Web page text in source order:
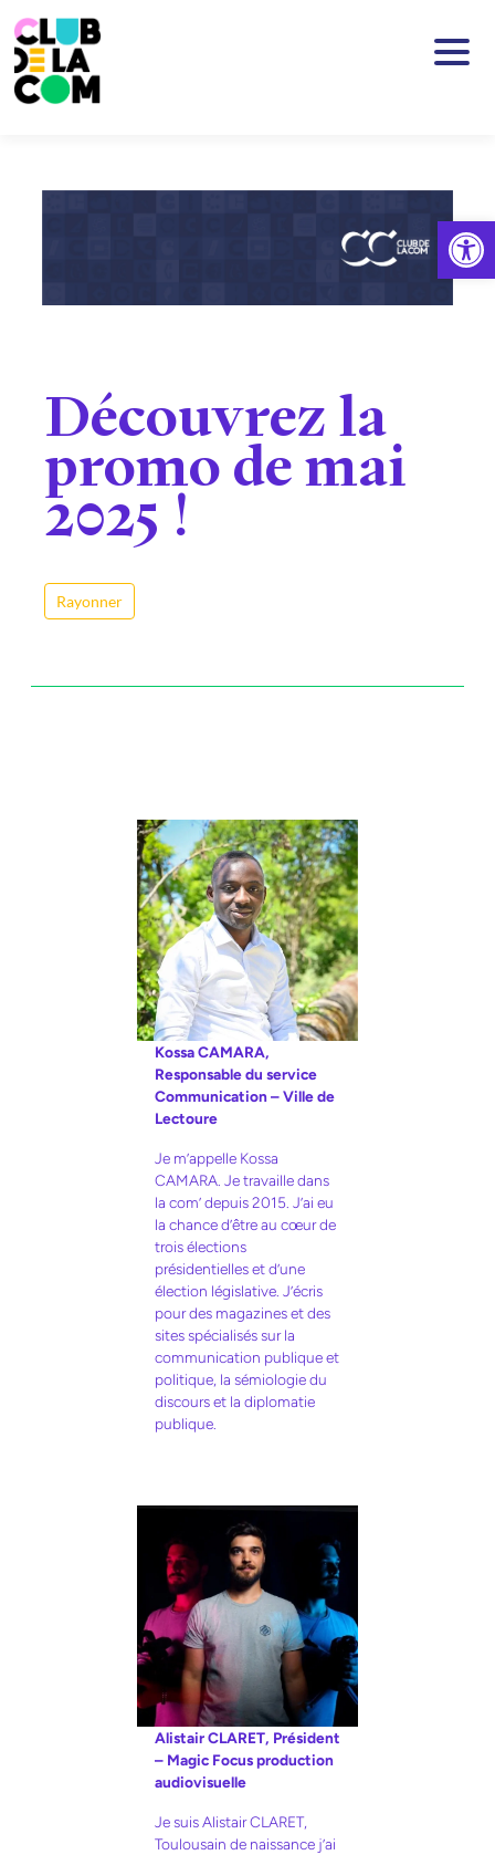
Découvrez la
promo de mai
2025 !
Rayonner
Kossa CAMARA,
Responsable du service
Communication – Ville de
Lectoure
Je m’appelle Kossa
CAMARA. Je travaille dans
la com’ depuis 2015. J’ai eu
la chance d’être au cœur de
trois élections
présidentielles et d’une
élection législative. J’écris
pour des magazines et des
sites spécialisés sur la
communication publique et
politique, la sémiologie du
discours et la diplomatie
publique.
Alistair CLARET, Président
– Magic Focus production
audiovisuelle
Je suis Alistair CLARET,
Toulousain de naissance j’ai